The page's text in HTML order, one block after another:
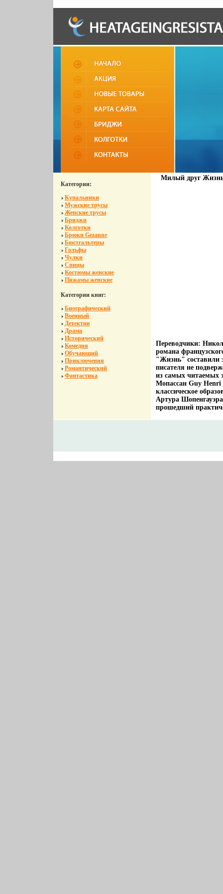
Категории:
Купальники
Мужские трусы
Женские трусы
Бриджи
Колготки
Брюки Gezanne
Бюстгальтеры
Гольфы
Чулки
Спицы
Костюмы женские
Пижамы женские
Категории книг:
Биографический
Военный
Детектив
Драма
Исторический
Комедия
Обучающий
Приключения
Романтический
Фантастика
Милый друг Жизнь
Переводчики:
романа
"Жизнь" составили
писателя не
из самых читаемых
Мопассан Guy Henri
классическое
Артура
прошедший